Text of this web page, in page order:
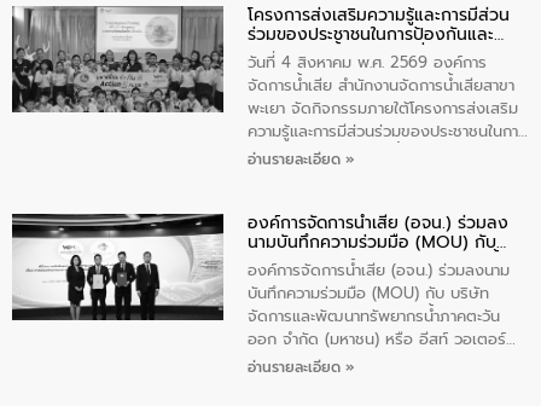
“ชุมชนร่วมใจ น้ำใสยั่งยืน” ได้บรรยายให้
ความรู้เกี่ยวกับการจัดการน้ำเสียและการใช้
ถังดักไขมันให้แก่นักเรียนโรงเรียนวัดบ่อ
(นันทวิทยา) เทศบาลนครปากเกร็ด อำเภอ
ปากเกร็ด จังหวัดนนทบุรี จำนวน 30 คน
โครงการส่งเสริมความรู้และการมีส่วน
ร่วมของประชาชนในการป้องกันและ
แก้ไขปัญหาน้ำเสียอย่างยั่งยืน
วันที่ 4 สิงหาคม พ.ศ. 2569 องค์การ
จัดการน้ำเสีย สำนักงานจัดการน้ำเสียสาขา
พะเยา จัดกิจกรรมภายใต้โครงการส่งเสริม
ความรู้และการมีส่วนร่วมของประชาชนในการ
ป้องกันและแก้ไขปัญหาน้ำเสียอย่างยั่งยืน
ชุมชนและการบำบัดน้ำเสียเบื้องต้น ให้กับ
นักเรียนชั้นประถมศึกษาปีที่ 5 โรงเรียน
เทศบาล 1 (พะเยาประชานุกูล) จำนวน 30
คน
อ่านรายละเอียด »
องค์การจัดการน้ำเสีย (อจน.) ร่วมลง
นามบันทึกความร่วมมือ (MOU) กับ
บริษัท จัดการและพัฒนาทรัพยากรน้ำ
ภาคตะวันออก จำกัด (มหาชน) หรือ อีส
ท์ วอเตอร์
องค์การจัดการน้ำเสีย (อจน.) ร่วมลงนาม
บันทึกความร่วมมือ (MOU) กับ บริษัท
จัดการและพัฒนาทรัพยากรน้ำภาคตะวัน
ออก จำกัด (มหาชน) หรือ อีสท์ วอเตอร์
เมื่อวันอังคารที่ 4 สิงหาคม 2569 ณ ห้อง
อ่านรายละเอียด »